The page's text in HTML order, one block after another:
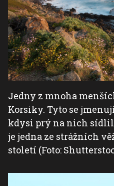
Jedny z mnoha
Korsiky. Tyto se
kdysi prý na nich
je jedna ze strážních
století (Foto: